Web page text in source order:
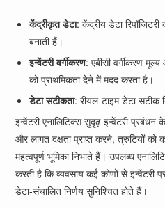
केंद्रीकृत डेटा: केंद्रीय डेटा
बनाती हैं।
इन्वेंटरी वर्गीकरण: एबीसी वर्गीकरण
को प्राथमिकता देने में मदद करता है।
डेटा सटीकता: रीयल-टाइम डेटा सटीक
इन्वेंटरी एनालिटिक्स सुदृढ़ इन्वेंटरी
और लागत दक्षता प्राप्त करने, त्रुटियों
महत्वपूर्ण भूमिका निभाते हैं। उपलब्ध
करती है कि व्यवसाय कई कोणों से
डेटा-संचालित निर्णय सुनिश्चित होते हैं।